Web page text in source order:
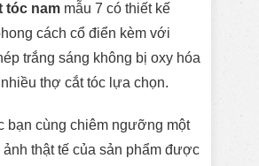
tóc nam mẫu 7 có thiết kế
cách cổ điển kèm với
trắng sáng không bị oxy hóa
thợ cắt tóc lựa chọn.
bạn cùng chiêm ngưỡng một
ảnh thật tế của sản phẩm được